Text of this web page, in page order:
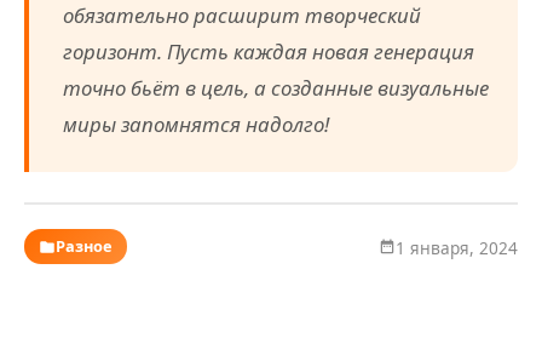
обязательно расширит творческий
горизонт. Пусть каждая новая генерация
точно бьёт в цель, а созданные визуальные
миры запомнятся надолго!
Разное 1 января, 2024